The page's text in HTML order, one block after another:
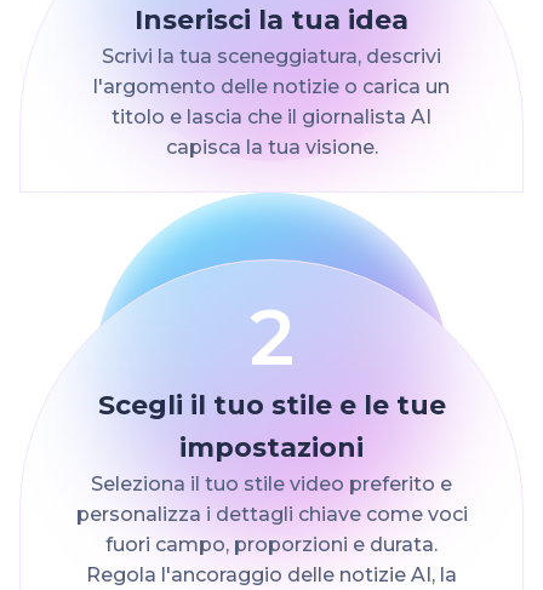
Inserisci la tua idea
Scrivi la tua sceneggiatura, descrivi
l'argomento delle notizie o carica un
titolo e lascia che il giornalista AI
capisca la tua visione.
2
Scegli il tuo stile e le tue
impostazioni
Seleziona il tuo stile video preferito e
personalizza i dettagli chiave come voci
fuori campo, proporzioni e durata.
Regola l'ancoraggio delle notizie AI, la